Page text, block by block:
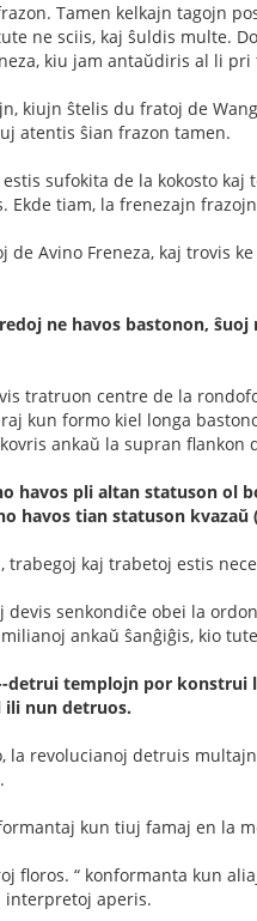
Tamen kelkajn tagojn
ne sciis, kaj ŝuldis multe.
kiu jam antaŭdiris al li
kiujn ŝtelis du fratoj de
atentis ŝian frazon tamen.
sufokita de la kokosto
tiam, la frenezajn
Avino Freneza, kaj trovis
ne havos bastonon, ŝuoj
tratruon centre de la
kun formo kiel longa
ankaŭ la supran
havos pli altan statuson ol
havos tian statuson
kaj trabetoj estis
senkondiĉe obei la
ankaŭ ŝanĝiĝis, kio
detrui templojn por konstrui
nun detruos.
la revolucianoj detruis
kun tiuj famaj en la
floros. “ konformanta kun
interpretoj aperis.